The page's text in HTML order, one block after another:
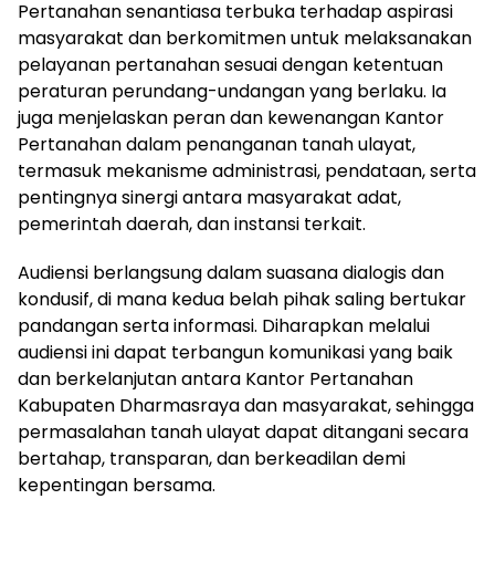
Pertanahan senantiasa terbuka terhadap aspirasi
masyarakat dan berkomitmen untuk melaksanakan
pelayanan pertanahan sesuai dengan ketentuan
peraturan perundang-undangan yang berlaku. Ia
juga menjelaskan peran dan kewenangan Kantor
Pertanahan dalam penanganan tanah ulayat,
termasuk mekanisme administrasi, pendataan, serta
pentingnya sinergi antara masyarakat adat,
pemerintah daerah, dan instansi terkait.
Audiensi berlangsung dalam suasana dialogis dan
kondusif, di mana kedua belah pihak saling bertukar
pandangan serta informasi. Diharapkan melalui
audiensi ini dapat terbangun komunikasi yang baik
dan berkelanjutan antara Kantor Pertanahan
Kabupaten Dharmasraya dan masyarakat, sehingga
permasalahan tanah ulayat dapat ditangani secara
bertahap, transparan, dan berkeadilan demi
kepentingan bersama.